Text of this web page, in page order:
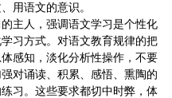
用语文的意识。
人，强调语文学习是个性化
习方式。对语文教育规律的把
感知，淡化分析性操作，不要
对诵读、积累、感悟、熏陶的
习。这些要求都切中时弊，体